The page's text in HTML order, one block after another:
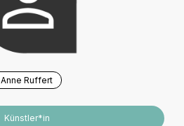
Anne Ruffert
Künstler*in